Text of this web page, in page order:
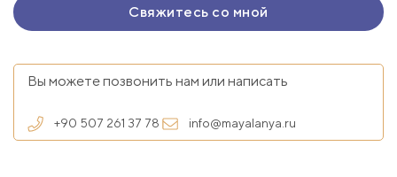
Вы можете позвонить нам или написать
+90 507 261 37 78 info@mayalanya.ru